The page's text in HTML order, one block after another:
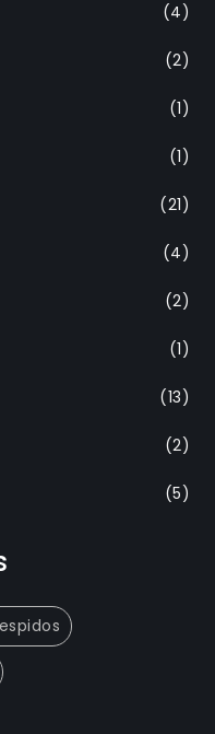
(4)
(2)
(1)
(1)
(21)
(4)
(2)
(1)
(13)
(2)
(5)